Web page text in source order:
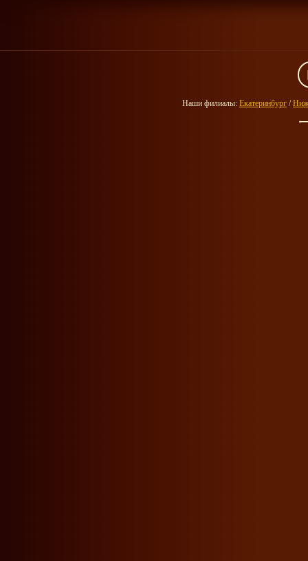
Наши филиалы: Екатеринбург /